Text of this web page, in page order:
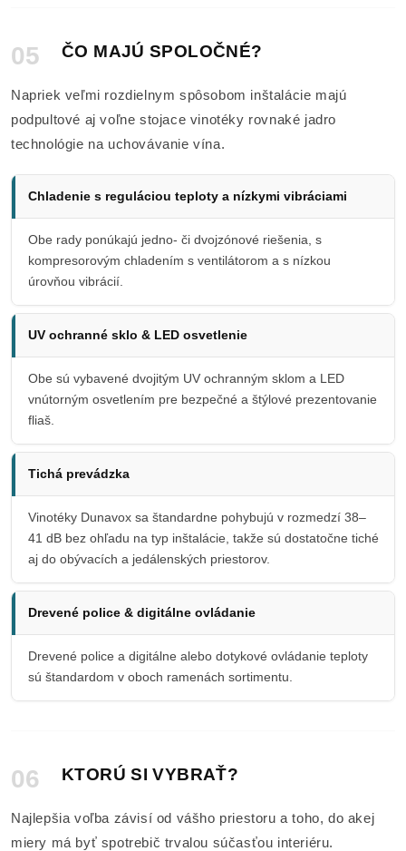
05 ČO MAJÚ SPOLOČNÉ?
Napriek veľmi rozdielnym spôsobom inštalácie majú
podpultové aj voľne stojace vinotéky rovnaké jadro
technológie na uchovávanie vína.
Chladenie s reguláciou teploty a nízkymi vibráciami
Obe rady ponúkajú jedno- či dvojzónové riešenia, s
kompresorovým chladením s ventilátorom a s nízkou
úrovňou vibrácií.
UV ochranné sklo & LED osvetlenie
Obe sú vybavené dvojitým UV ochranným sklom a LED
vnútorným osvetlením pre bezpečné a štýlové prezentovanie
fliaš.
Tichá prevádzka
Vinotéky Dunavox sa štandardne pohybujú v rozmedzí 38–
41 dB bez ohľadu na typ inštalácie, takže sú dostatočne tiché
aj do obývacích a jedálenských priestorov.
Drevené police & digitálne ovládanie
Drevené police a digitálne alebo dotykové ovládanie teploty
sú štandardom v oboch ramenách sortimentu.
06 KTORÚ SI VYBRAŤ?
Najlepšia voľba závisí od vášho priestoru a toho, do akej
miery má byť spotrebič trvalou súčasťou interiéru.